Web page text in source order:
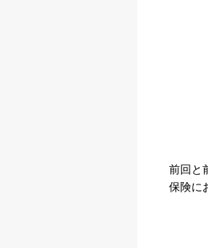
前回と
保険に